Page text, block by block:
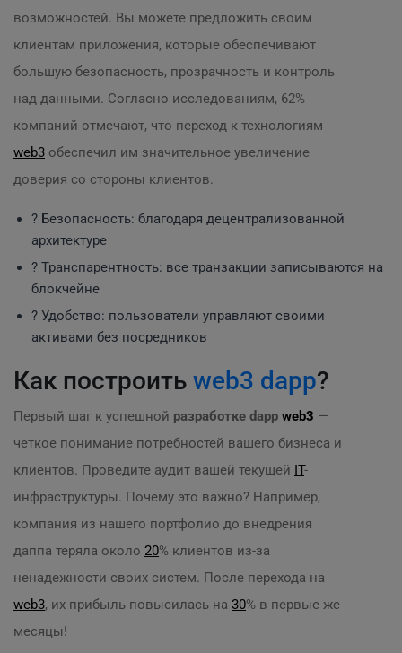
возможностей. Вы можете предложить своим
клиентам приложения, которые обеспечивают
большую безопасность, прозрачность и контроль
над данными. Согласно исследованиям, 62%
компаний отмечают, что переход к технологиям
web3 обеспечил им значительное увеличение
доверия со стороны клиентов.
? Безопасность: благодаря децентрализованной
архитектуре
? Транспарентность: все транзакции записываются на
блокчейне
? Удобство: пользователи управляют своими
активами без посредников
Как построить web3 dapp?
Первый шаг к успешной разработке dapp web3 —
четкое понимание потребностей вашего бизнеса и
клиентов. Проведите аудит вашей текущей IT-
инфраструктуры. Почему это важно? Например,
компания из нашего портфолио до внедрения
даппа теряла около 20% клиентов из-за
ненадежности своих систем. После перехода на
web3, их прибыль повысилась на 30% в первые же
месяцы!